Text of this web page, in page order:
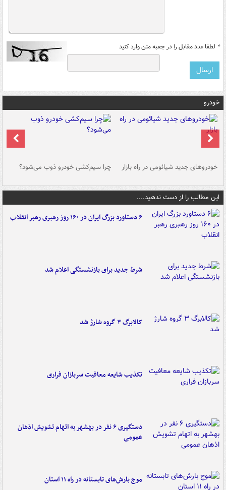
* لطفا عدد مقابل را در جعبه متن وارد کنید
خودرو
خودروهای جدید شیائومی در راه بازار چرا سیم‌کشی خودرو ذوب می‌شود؟
این مطالب را از دست ندهید....
۶ دستاورد بزرگ ایران در ۱۶۰ روز رهبری رهبر انقلاب
شرط جدید برای بازنشستگی اعلام شد
کالابرگ ۳ گروه شارژ شد
تکذیب شایعه معافیت سربازان فراری
دستگیری ۶ نفر در بهشهر به اتهام تشویش اذهان
عمومی
موج بارش‌های تابستانه در راه ۱۱ استان